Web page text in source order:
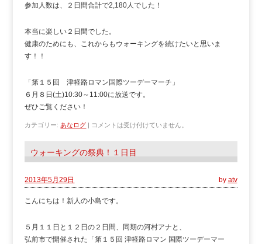
参加人数は、２日間合計で2,180人でした！
本当に楽しい２日間でした。
健康のためにも、これからもウォーキングを続けたいと思いま
す！！
「第１５回 津軽路ロマン国際ツーデーマーチ」
６月８日(土)10:30～11:00に放送です。
ぜひご覧ください！
カテゴリー: あなログ | コメントは受け付けていません。
ウォーキングの祭典！１日目
2013年5月29日 by atv
こんにちは！新人の小島です。
５月１１日と１２日の２日間、同期の河村アナと、
弘前市で開催された「第１５回 津軽路ロマン 国際ツーデーマー